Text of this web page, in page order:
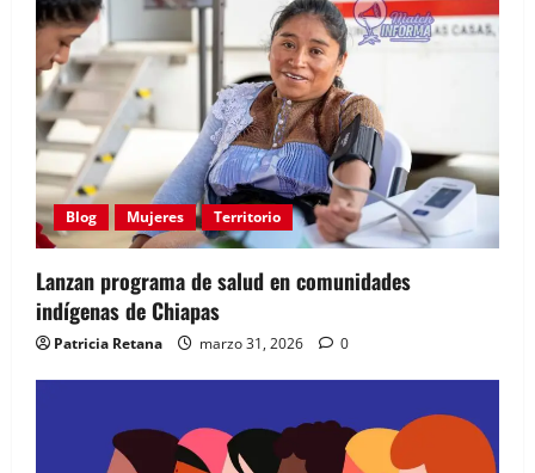
Blog Mujeres Territorio
Lanzan programa de salud en comunidades
indígenas de Chiapas
Patricia Retana marzo 31, 2026 0